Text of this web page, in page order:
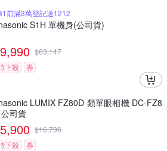
前滿3萬登記送1212
S1H 單機身(公司貨)
$63,147
下殺
券
LUMIX FZ80D 類單眼相機 DC-FZ8
司貨
$16,736
下殺
券